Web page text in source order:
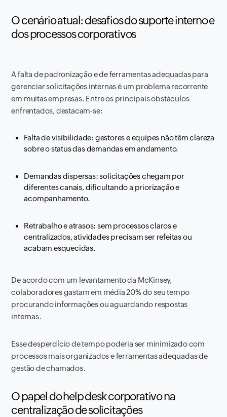
O cenário atual: desafios do suporte interno e
dos processos corporativos
A falta de padronização e de ferramentas adequadas para
gerenciar solicitações internas é um problema recorrente
em muitas empresas. Entre os principais obstáculos
enfrentados, destacam-se:
Falta de visibilidade: gestores e equipes não têm clareza
sobre o status das demandas em andamento.
Demandas dispersas: solicitações chegam por
diferentes canais, dificultando a priorização e
acompanhamento.
Retrabalho e atrasos: sem processos claros e
centralizados, atividades precisam ser refeitas ou
acabam esquecidas.
De acordo com um levantamento da McKinsey,
colaboradores gastam em média 20% do seu tempo
procurando informações ou aguardando respostas
internas.
Esse desperdício de tempo poderia ser minimizado com
processos mais organizados e ferramentas adequadas de
gestão de chamados.
O papel do help desk corporativo na
centralização de solicitações